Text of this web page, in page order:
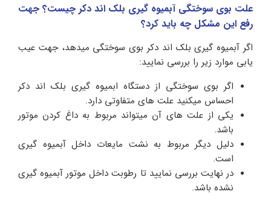
علت بوی سوختگی آبمیوه گیری بلک اند دکر چیست؟ جهت
رفع این مشکل چه باید کرد؟
اگر آبمیوه گیری بلک اند دکر بوی سوختگی میدهد، جهت عیب
یابی موارد زیر را بررسی نمایید:
اگر بوی سوختگی از دستگاه ابمیوه گیری بلک اند دکر
احساس میکنید علت های متفاوتی دارد.
یکی از علت های آن میتواند مربوط به داغ کردن موتور
باشد.
دلیل دیگر مربوط به نشت مایعات داخل آبمیوه گیری
است.
در نهایت بررسی نمایید تا رطوبت داخل موتور آبمیوه گیری
نشده باشد.